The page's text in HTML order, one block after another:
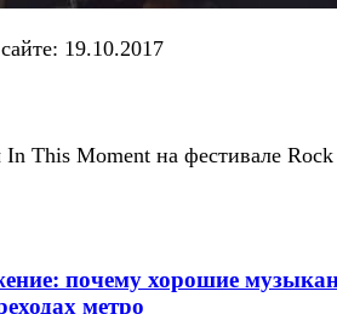
19.10.2017
This Moment на фестивале
почему хорошие
метро